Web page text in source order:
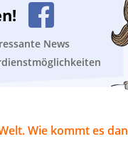
News
Wie kommt es